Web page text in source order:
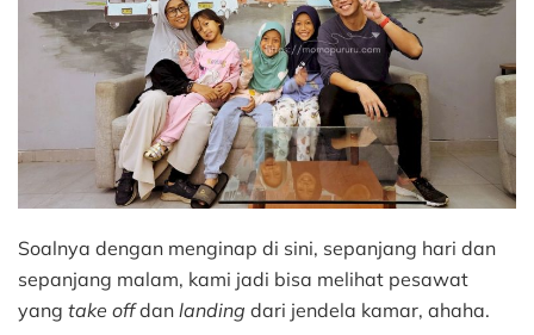
Soalnya dengan menginap di sini, sepanjang hari dan
sepanjang malam, kami jadi bisa melihat pesawat
yang take offdan landing dari jendela kamar, ahaha.